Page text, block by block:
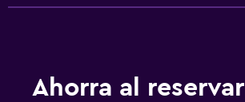
Terraza/patio
Ahorra al reservar